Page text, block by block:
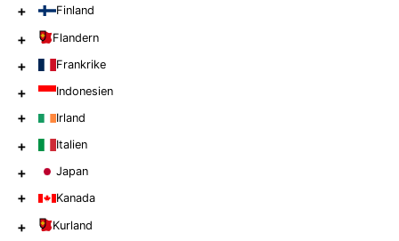
+ Finland
+ Flandern
+ Frankrike
+ Indonesien
+ Irland
+ Italien
+ Japan
+ Kanada
+ Kurland